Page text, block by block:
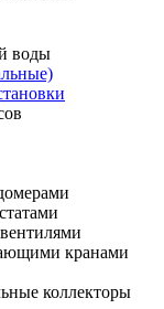
воды
кранами
коллекторы